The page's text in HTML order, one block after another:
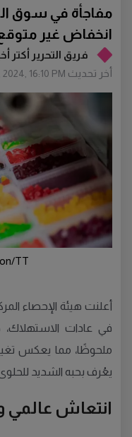
فريق التحرير أكتر
أخر تحديث 16:10 PM
مفاجأة في سوق
انخفاض غير
TT
أعلنت هيئة الإحصاء
في عادات
ملحوظًا، مما يعكس
يعُرف بحبه الشديد
انتعاش عالمي